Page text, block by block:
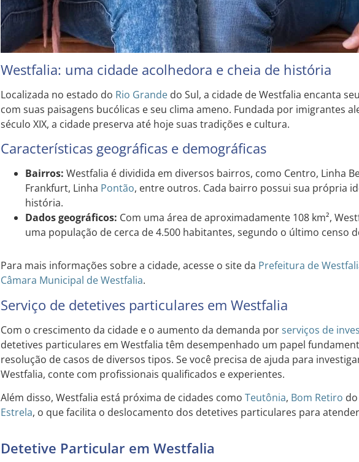
Westfalia: uma cidade acolhedora e cheia de história
Localizada no estado do Rio Grandedo Sul, a cidade de Westfalia encanta
com suas paisagens bucólicas e seu clima ameno. Fundada por imigrantes
século XIX, a cidade preserva até hoje suas tradições e cultura.
Características geográficas e demográficas
Bairros: Westfalia é dividida em diversos bairros, como Centro, Linha
Frankfurt, Linha Pontão, entre outros. Cada bairro possui sua própria
história.
Dados geográficos: Com uma área de aproximadamente 108 km²,
uma população de cerca de 4.500 habitantes, segundo o último censo
Para mais informações sobre a cidade, acesse o site da Prefeitura de
Câmara Municipal de Westfalia.
Serviço de detetives particulares em Westfalia
Com o crescimento da cidade e o aumento da demanda porserviços de
detetives particulares em Westfalia têm desempenhado um papel
resolução de casos de diversos tipos. Se você precisa de ajuda para
Westfalia, conte com profissionais qualificados e experientes.
Além disso, Westfalia está próxima de cidades como Teutônia, Bom Retiro
Estrela, o que facilita o deslocamento dos detetives particulares para
Detetive Particular em Westfalia